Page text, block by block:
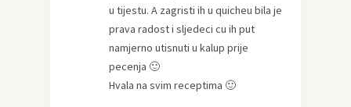
u tijestu. A zagristi ih u quicheu bila je
prava radost i sljedeci cu ih put
namjerno utisnuti u kalup prije
pecenja 🙂
Hvala na svim receptima 🙂